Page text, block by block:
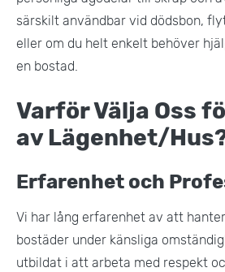
särskilt användbar vid dödsbon,
eller om du helt enkelt behöver
en bostad​.
Varför Välja Oss
av Lägenhet/
Erfarenhet och
Vi har lång erfarenhet av att
bostäder under känsliga
utbildat i att arbeta med respekt